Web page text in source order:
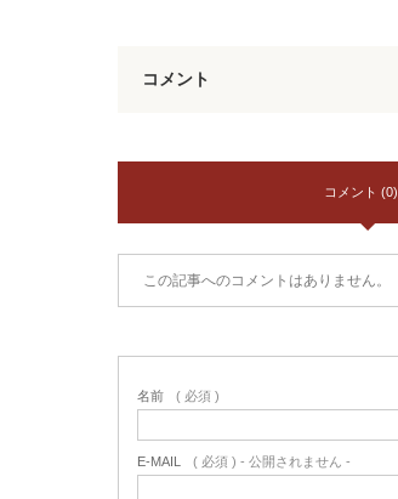
コメント
コメント (0)
この記事へのコメントはありません。
名前 ( 必須 )
E-MAIL ( 必須 ) - 公開されません -